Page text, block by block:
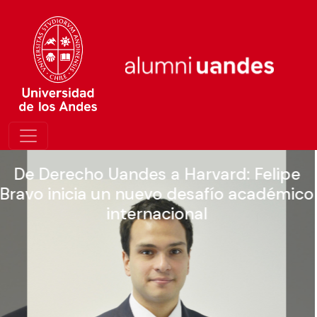
Alumniuandes fue anfitrión del VI
Congreso University Employment Lab
Chile 2026